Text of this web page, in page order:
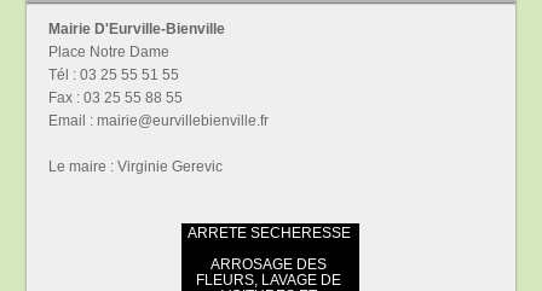
Mairie D'Eurville-Bienville
Place Notre Dame
Tél : 03 25 55 51 55
Fax : 03 25 55 88 55
Email : mairie@eurvillebienville.fr
Le maire : Virginie Gerevic